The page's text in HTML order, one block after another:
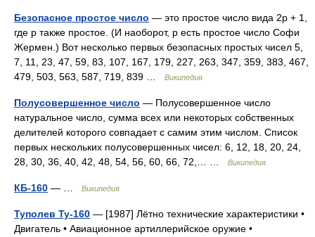
Безопасное простое число — это простое число вида 2p + 1,
где p также простое. (И наоборот, p есть простое число Софи
Жермен.) Вот несколько первых безопасных простых чисел 5,
7, 11, 23, 47, 59, 83, 107, 167, 179, 227, 263, 347, 359, 383, 467,
479, 503, 563, 587, 719, 839 …
Википедия
Полусовершенное число — Полусовершенное число
натуральное число, сумма всех или некоторых собственных
делителей которого совпадает с самим этим числом. Список
первых нескольких полусовершенных чисел: 6, 12, 18, 20, 24,
28, 30, 36, 40, 42, 48, 54, 56, 60, 66, 72,… …
Википедия
КБ-160 — … Википедия
Туполев Ту-160 — [1987] Лётно технические характеристики •
Двигатель • Авиационное артиллерийское оружие •